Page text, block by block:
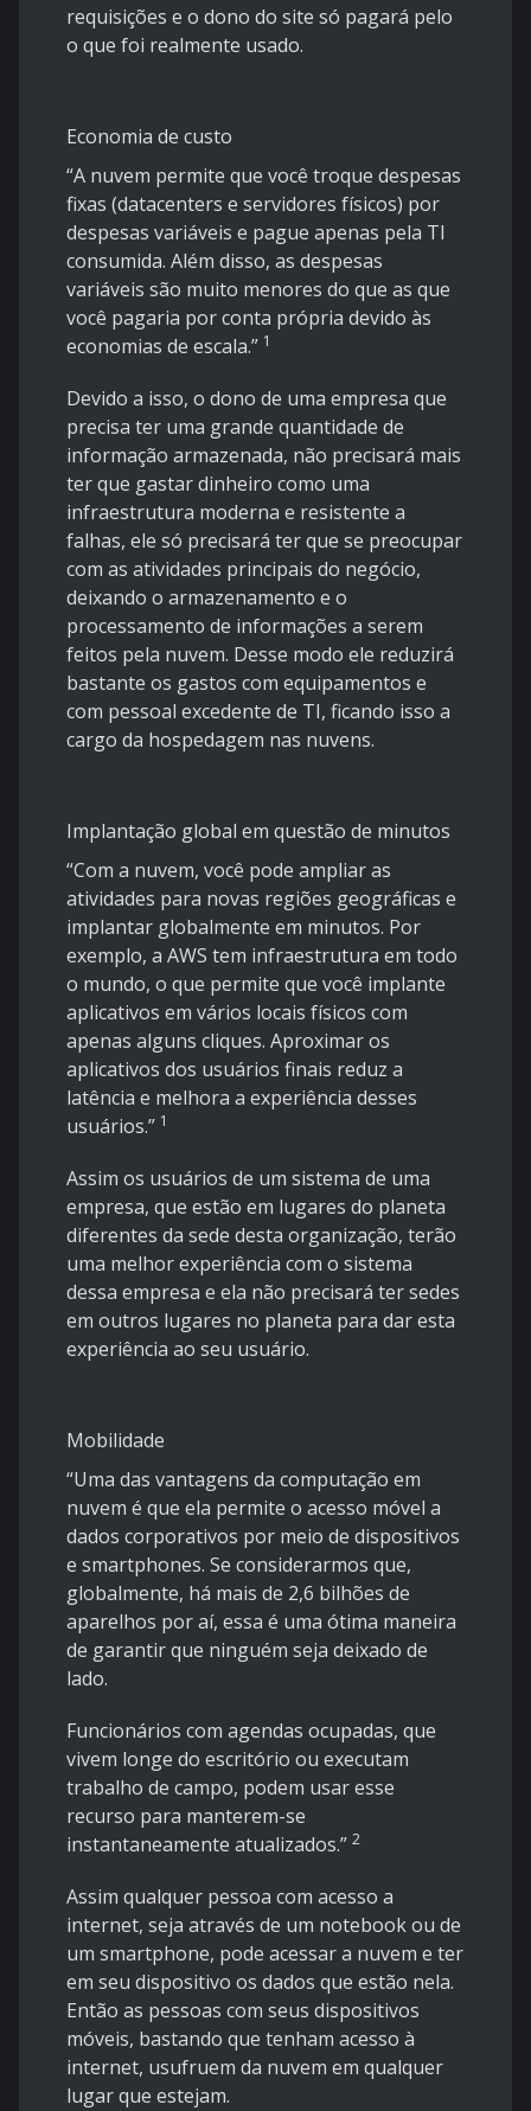
requisições e o dono do site só pagará pelo
o que foi realmente usado.
Economia de custo
“A nuvem permite que você troque despesas
fixas (datacenters e servidores físicos) por
despesas variáveis e pague apenas pela TI
consumida. Além disso, as despesas
variáveis são muito menores do que as que
você pagaria por conta própria devido às
economias de escala.” 1
Devido a isso, o dono de uma empresa que
precisa ter uma grande quantidade de
informação armazenada, não precisará mais
ter que gastar dinheiro como uma
infraestrutura moderna e resistente a
falhas, ele só precisará ter que se preocupar
com as atividades principais do negócio,
deixando o armazenamento e o
processamento de informações a serem
feitos pela nuvem. Desse modo ele reduzirá
bastante os gastos com equipamentos e
com pessoal excedente de TI, ficando isso a
cargo da hospedagem nas nuvens.
Implantação global em questão de minutos
“Com a nuvem, você pode ampliar as
atividades para novas regiões geográficas e
implantar globalmente em minutos. Por
exemplo, a AWS tem infraestrutura em todo
o mundo, o que permite que você implante
aplicativos em vários locais físicos com
apenas alguns cliques. Aproximar os
aplicativos dos usuários finais reduz a
latência e melhora a experiência desses
usuários.” 1
Assim os usuários de um sistema de uma
empresa, que estão em lugares do planeta
diferentes da sede desta organização, terão
uma melhor experiência com o sistema
dessa empresa e ela não precisará ter sedes
em outros lugares no planeta para dar esta
experiência ao seu usuário.
Mobilidade
“Uma das vantagens da computação em
nuvem é que ela permite o acesso móvel a
dados corporativos por meio de dispositivos
e smartphones. Se considerarmos que,
globalmente, há mais de 2,6 bilhões de
aparelhos por aí, essa é uma ótima maneira
de garantir que ninguém seja deixado de
lado.
Funcionários com agendas ocupadas, que
vivem longe do escritório ou executam
trabalho de campo, podem usar esse
recurso para manterem-se
instantaneamente atualizados.” 2
Assim qualquer pessoa com acesso a
internet, seja através de um notebook ou de
um smartphone, pode acessar a nuvem e ter
em seu dispositivo os dados que estão nela.
Então as pessoas com seus dispositivos
móveis, bastando que tenham acesso à
internet, usufruem da nuvem em qualquer
lugar que estejam.